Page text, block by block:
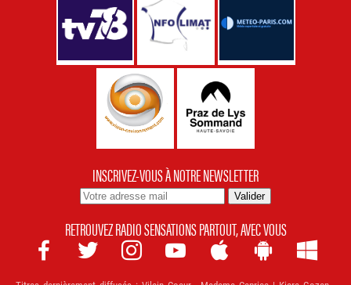
INSCRIVEZ-VOUS À NOTRE NEWSLETTER
RETROUVEZ RADIO SENSATIONS PARTOUT, AVEC VOUS
      